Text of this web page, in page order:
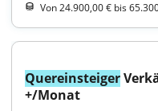
Von 24.900,00 € bis
Quereinsteiger
+/Monat